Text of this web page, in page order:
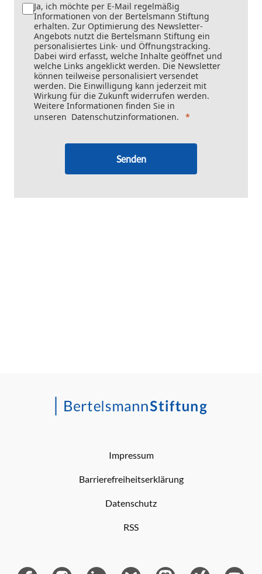
Ja, ich möchte per E-Mail regelmäßig
Informationen von der Bertelsmann Stiftung
erhalten. Zur Optimierung des Newsletter-
Angebots nutzt die Bertelsmann Stiftung ein
personalisiertes Link- und Öffnungstracking.
Dabei wird erfasst, welche Inhalte geöffnet und
welche Links angeklickt werden. Die Newsletter
können teilweise personalisiert versendet
werden. Die Einwilligung kann jederzeit mit
Wirkung für die Zukunft widerrufen werden.
Weitere Informationen finden Sie in
unseren Datenschutzinformationen.
Senden
Impressum
Barrierefreiheitserklärung
Datenschutz
RSS